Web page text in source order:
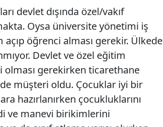
devlet dışında özel/vakıf
Oysa üniversite yönetimi iş
açıp öğrenci alması gerekir. Ülkede
Devlet ve özel eğitim
gerekirken ticarethane
müşteri oldu. Çocuklar iyi bir
hazırlanırken çocukluklarını
ve manevi birikimlerini